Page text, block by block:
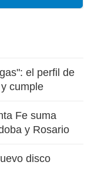
el perfil de
cumple
Fe suma
y Rosario
disco